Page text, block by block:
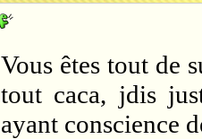
Vous êtes tout de
tout caca, jdis
ayant conscience